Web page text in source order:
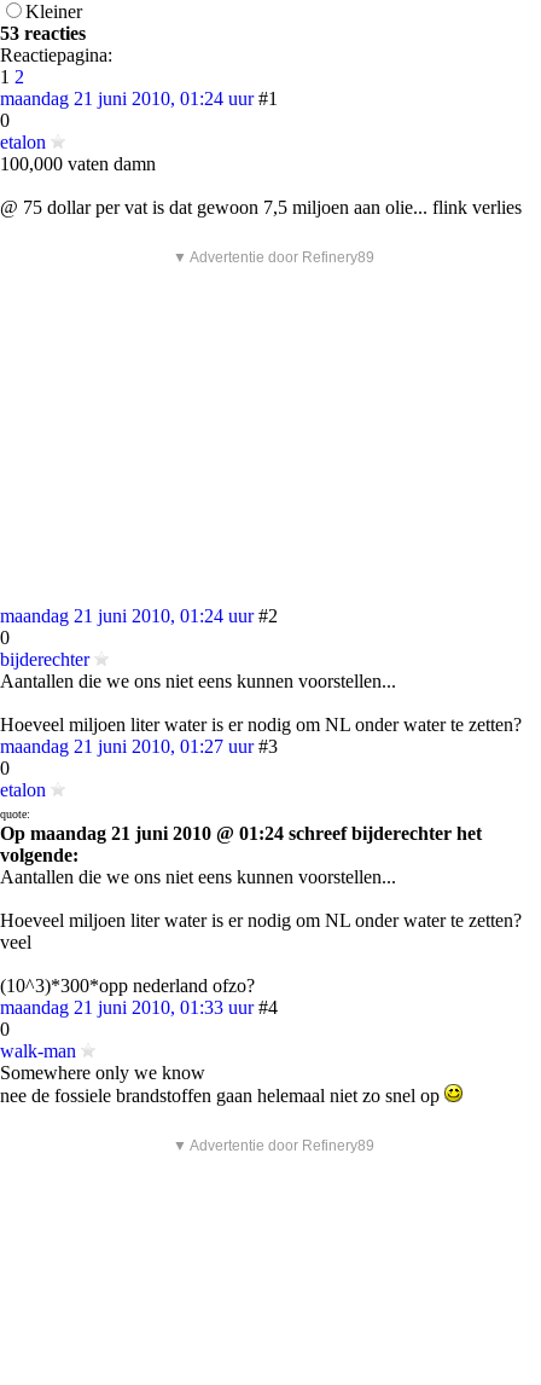
Kleiner
53 reacties
Reactiepagina:
1 2
maandag 21 juni 2010, 01:24 uur #1
0
etalon
100,000 vaten damn
@ 75 dollar per vat is dat gewoon 7,5 miljoen aan olie... flink verlies
▼ Advertentie door Refinery89
maandag 21 juni 2010, 01:24 uur #2
0
bijderechter
Aantallen die we ons niet eens kunnen voorstellen...
Hoeveel miljoen liter water is er nodig om NL onder water te zetten?
maandag 21 juni 2010, 01:27 uur #3
0
etalon
quote:
Op maandag 21 juni 2010 @ 01:24 schreef bijderechter het
volgende:
Aantallen die we ons niet eens kunnen voorstellen...
Hoeveel miljoen liter water is er nodig om NL onder water te zetten?
veel
(10^3)*300*opp nederland ofzo?
maandag 21 juni 2010, 01:33 uur #4
0
walk-man
Somewhere only we know
nee de fossiele brandstoffen gaan helemaal niet zo snel op
▼ Advertentie door Refinery89